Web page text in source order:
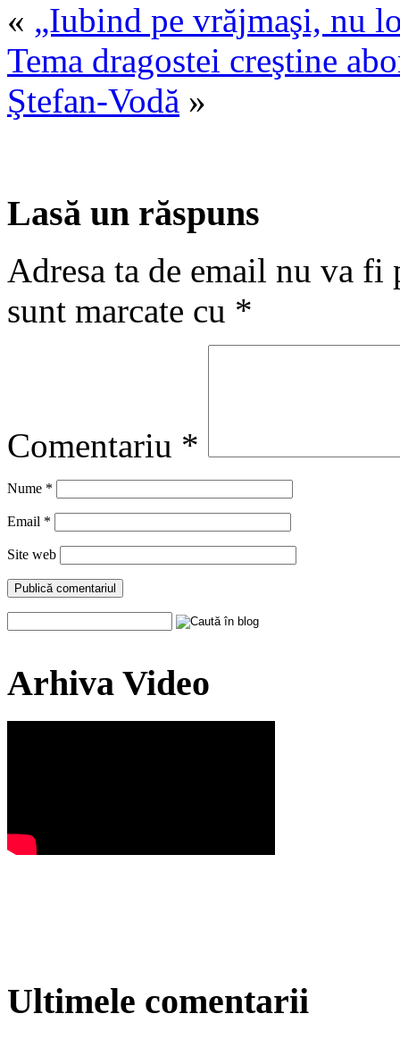
« „Iubind pe vrăjmaşi, nu
Tema dragostei creştine
Ştefan-Vodă »
Lasă un răspuns
Adresa ta de email nu va fi
sunt marcate cu *
Comentariu *
Nume *
Email *
Site web
Arhiva Video
Ultimele comentarii